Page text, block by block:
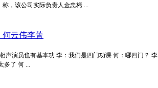
，该公司实际负贵人金忠栲 ...
何云伟李菁
声演员也有基本功 李：我们是四门功课 何：哪四门？
多了 何 ...